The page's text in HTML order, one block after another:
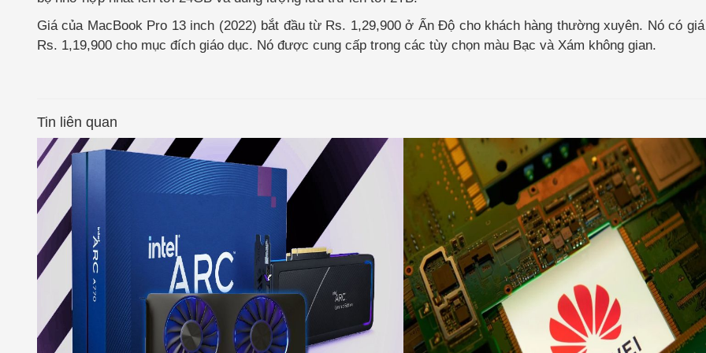
Giá của MacBook Pro 13 inch (2022) bắt đầu từ Rs. 1,29,900 ở Ấn Độ cho khách hàng thường xuyên. Nó có
Rs. 1,19,900 cho mục đích giáo dục. Nó được cung cấp trong các tùy chọn màu Bạc và Xám không gian.
Tin liên quan
Intel
GPU
với
tính
năng
dò
tia và
hỗ
trợ